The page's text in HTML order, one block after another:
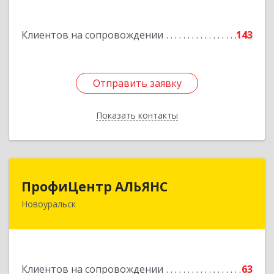
Клиентов на сопровождении 143
Отправить заявку
Показать контакты
Отправить заявку
Назад
ПрофиЦентр АЛЬЯНС
Новоуральск
Клиентов на сопровождении
63
624133, Свердловская обл, Новоуральск г, Льва